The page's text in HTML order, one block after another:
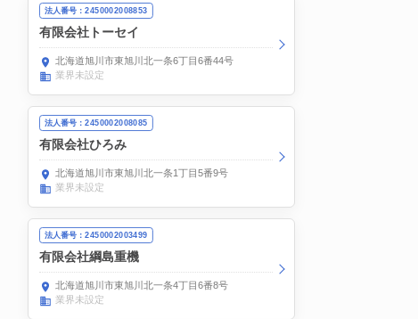
法人番号：2450002008853
有限会社トーセイ
北海道旭川市東旭川北一条6丁目6番44号
業界未設定
法人番号：2450002008085
有限会社ひろみ
北海道旭川市東旭川北一条1丁目5番9号
業界未設定
法人番号：2450002003499
有限会社綱島重機
北海道旭川市東旭川北一条4丁目6番8号
業界未設定